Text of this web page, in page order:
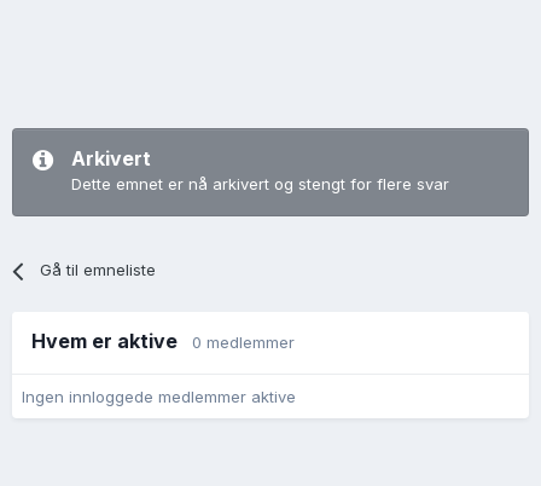
Arkivert
Dette emnet er nå arkivert og stengt for flere svar
Gå til emneliste
Hvem er aktive 0 medlemmer
Ingen innloggede medlemmer aktive